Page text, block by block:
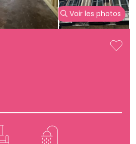
Voir les photos